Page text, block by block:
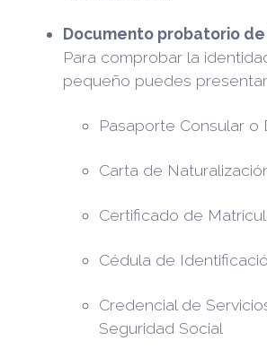
Documento probatorio
Para comprobar la
pequeño puedes
Pasaporte Consular o
Carta de
Certificado de
Cédula de
Credencial de
Seguridad Social